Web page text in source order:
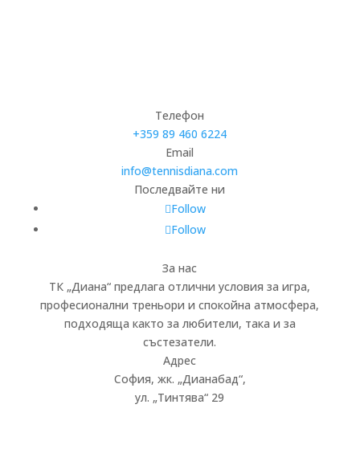
Телефон
+359 89 460 6224­
Email
info@tennisdiana.com
Последвайте ни
Follow
Follow
За нас
ТК „Диана“ предлага отлични условия за игра,
професионални треньори и спокойна атмосфера,
подходяща както за любители, така и за
състезатели.
Адрес
София, жк. „Дианабад“,
ул. „Тинтява“ 29